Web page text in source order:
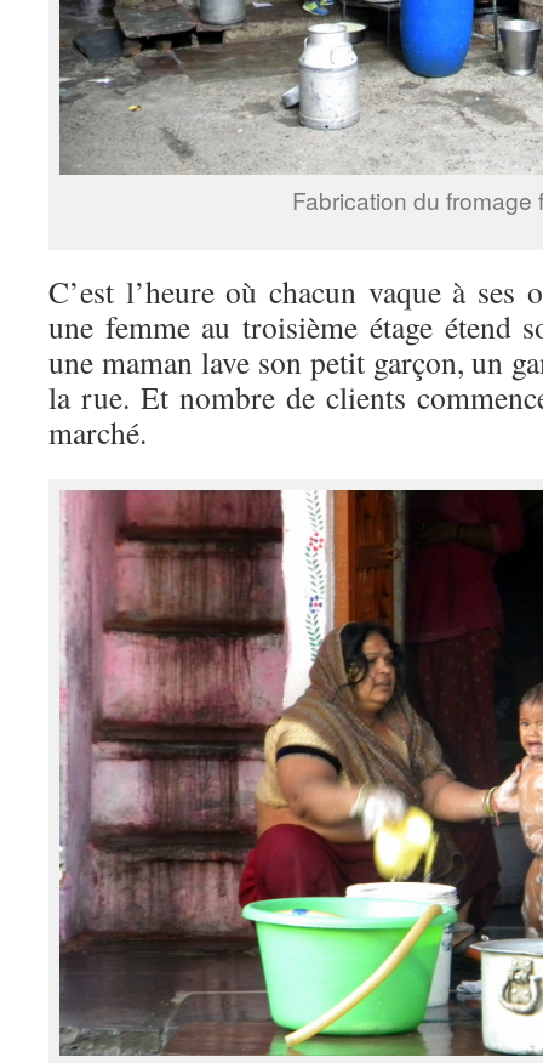
Fabrication du fromage
C’est l’heure où chacun vaque à ses
une femme au troisième étage étend
une maman lave son petit garçon, un
la rue. Et nombre de clients
marché.